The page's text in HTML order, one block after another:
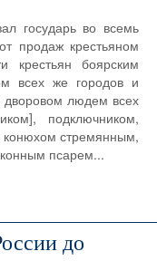
государь во всемь
продаж крестьяном
крестьян боярским
всех же городов и
людем всех
подключником,
конюхом стремянным,
конным псарем...
до